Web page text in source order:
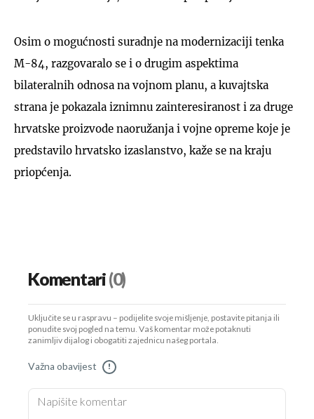
Osim o mogućnosti suradnje na modernizaciji tenka
M-84, razgovaralo se i o drugim aspektima
bilateralnih odnosa na vojnom planu, a kuvajtska
strana je pokazala iznimnu zainteresiranost i za druge
hrvatske proizvode naoružanja i vojne opreme koje je
predstavilo hrvatsko izaslanstvo, kaže se na kraju
priopćenja.
Komentari(0)
Uključite se u raspravu – podijelite svoje mišljenje, postavite pitanja ili
ponudite svoj pogled na temu. Vaš komentar može potaknuti
zanimljiv dijalog i obogatiti zajednicu našeg portala.
Važna obavijest !